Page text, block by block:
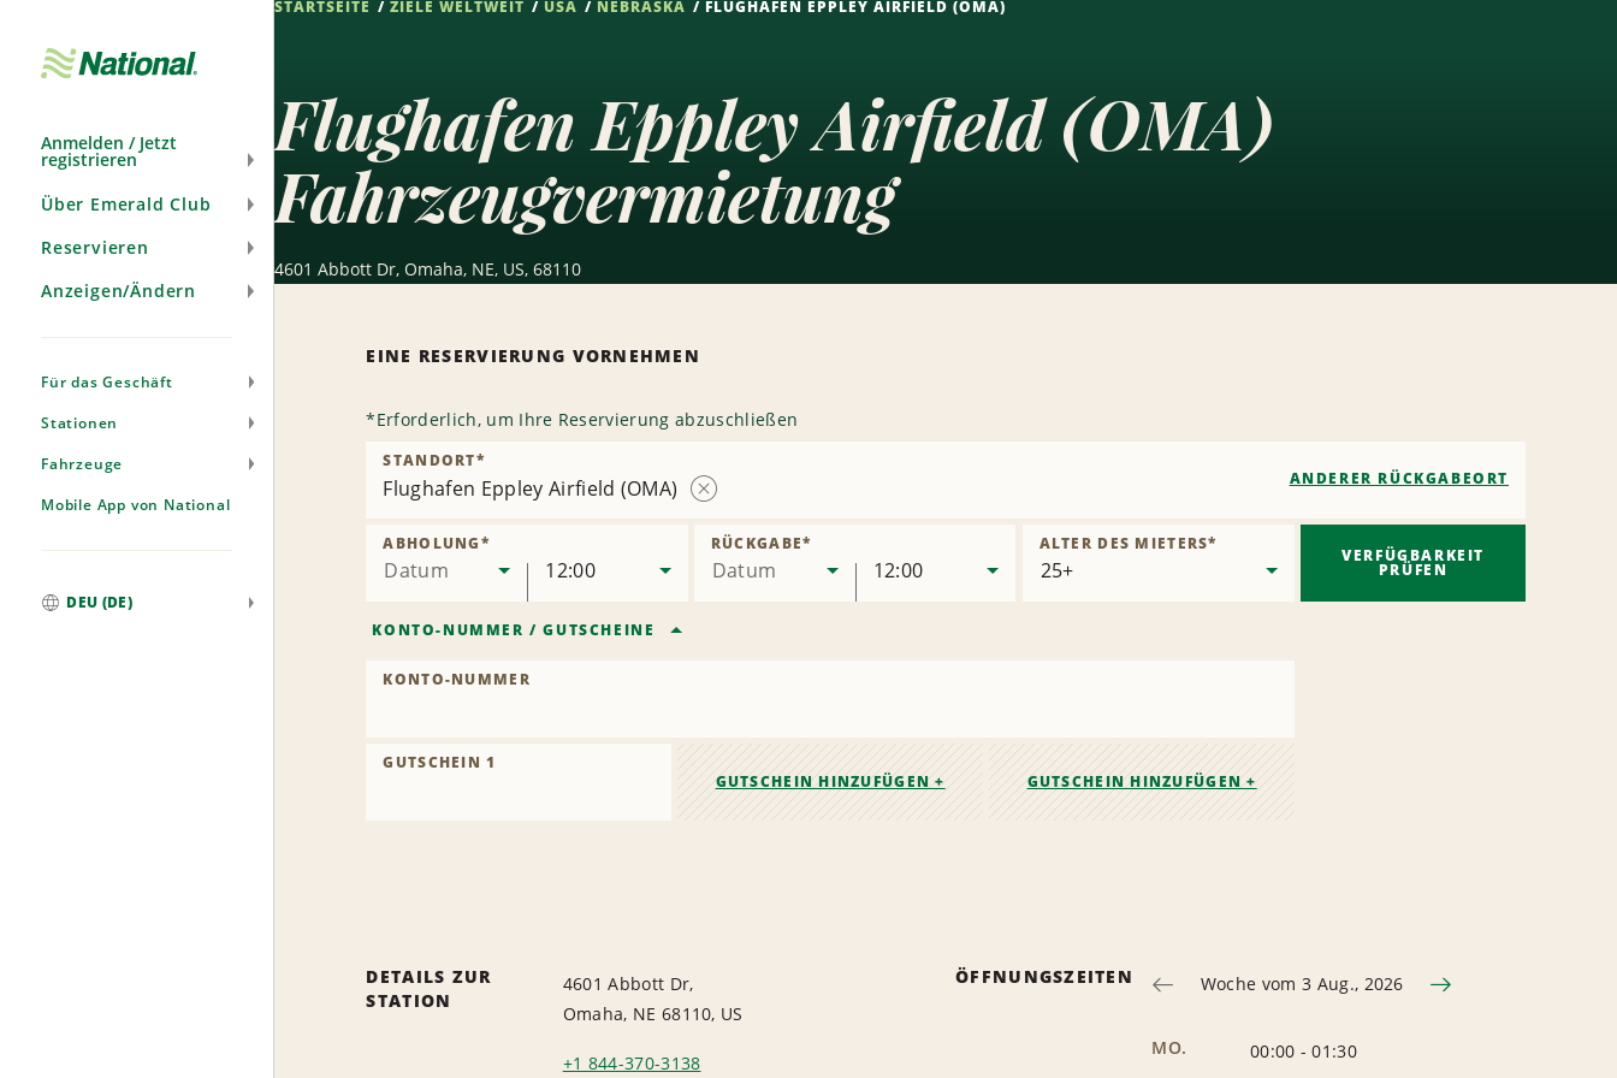
Anmelden / Jetzt
registrieren
Über Emerald Club
Reservieren
Anzeigen/Ändern
Für das Geschäft
Stationen
Fahrzeuge
Mobile App von National
DEU (DE)
STARTSEITE ZIELE WELTWEIT USA NEBRASKA FLUGHAFEN EPPLEY AIRFIELD (OMA)
Flughafen Eppley Airfield (OMA)
Fahrzeugvermietung
4601 Abbott Dr, Omaha, NE, US, 68110
EINE RESERVIERUNG VORNEHMEN
*Erforderlich, um Ihre Reservierung abzuschließen
Flughafen Eppley Airfield (OMA)
entfernen
STANDORT*
ANDERER RÜCKGABEORT
Datum
ABHOLUNG*
12:00 Datum
RÜCKGABE*
12:00
ALTER DES MIETERS*
KONTO-NUMMER /GUTSCHEINE
KONTO-NUMMER
GUTSCHEIN 1
GUTSCHEIN HINZUFÜGEN +
GUTSCHEIN HINZUFÜGEN +
VERFÜGBARKEIT
PRÜFEN
DETAILS ZUR
STATION
4601 Abbott Dr,
Omaha, NE 68110, US
+1 844-370-3138
ÖFFNUNGSZEITEN Woche vom 3 Aug., 2026
MO. 00:00 -01:30